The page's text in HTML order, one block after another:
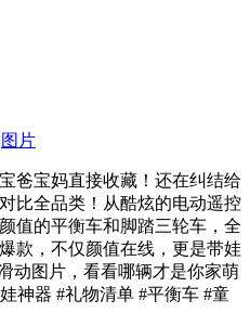
图片
爸宝妈直接收藏！还在纠结给
比全品类！从酷炫的电动遥控
值的平衡车和脚踏三轮车，全
款，不仅颜值在线，更是带娃
动图片，看看哪辆才是你家萌
神器 #礼物清单 #平衡车 #童